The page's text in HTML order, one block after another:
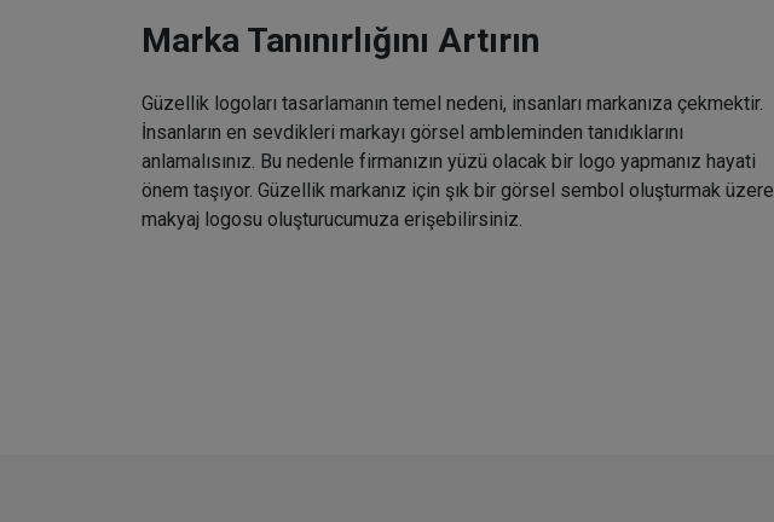
Marka Tanınırlığını Artırın
Güzellik logoları tasarlamanın temel nedeni, insanları markanıza çekmektir.
İnsanların en sevdikleri markayı görsel ambleminden tanıdıklarını
anlamalısınız. Bu nedenle firmanızın yüzü olacak bir logo yapmanız hayati
önem taşıyor. Güzellik markanız için şık bir görsel sembol oluşturmak üzere
makyaj logosu oluşturucumuza erişebilirsiniz.